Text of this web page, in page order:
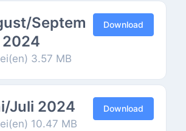
Septem
3.57 MB
Download
Juli 2024
10.47 MB
Download